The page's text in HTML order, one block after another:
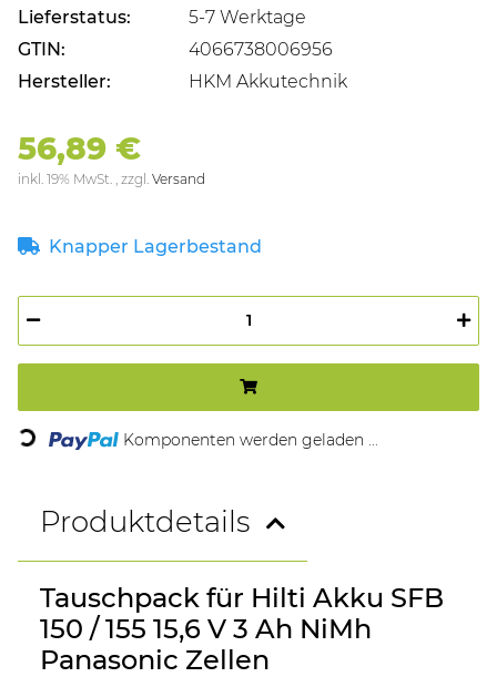
Lieferstatus:
5-7 Werktage
GTIN:
4066738006956
Hersteller:
HKM Akkutechnik
56,89 €
inkl. 19% MwSt. , zzgl. Versand
Knapper Lagerbestand
Loading... Komponenten werden geladen ...
Produktdetails
Tauschpack für Hilti Akku SFB
150 / 155 15,6 V 3 Ah NiMh
Panasonic Zellen